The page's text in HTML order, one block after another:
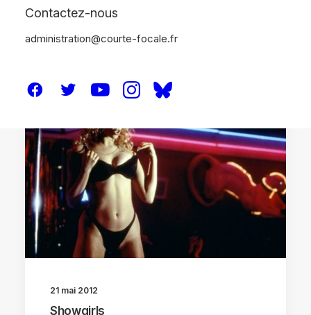
Contactez-nous
administration@courte-focale.fr
21 mai 2012
Showgirls